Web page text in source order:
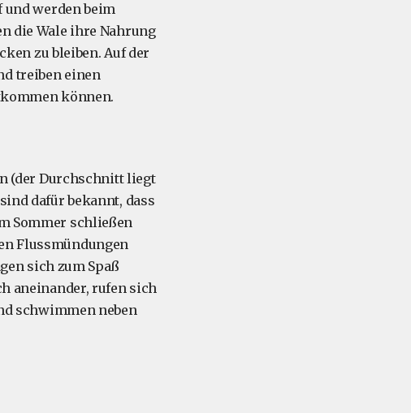
und werden beim
die Wale ihre Nahrung
zu bleiben. Auf der
treiben einen
können.
(der Durchschnitt liegt
dafür bekannt, dass
Sommer schließen
Flussmündungen
sich zum Spaß
aneinander, rufen sich
schwimmen neben